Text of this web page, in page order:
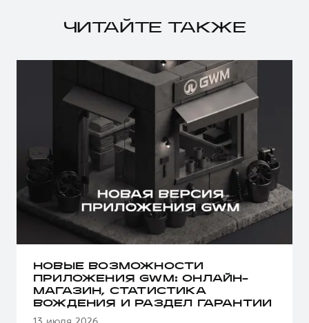
ЧИТАЙТЕ ТАКЖЕ
НОВЫЕ ВОЗМОЖНОСТИ
ПРИЛОЖЕНИЯ GWM: ОНЛАЙН-
МАГАЗИН, СТАТИСТИКА
ВОЖДЕНИЯ И РАЗДЕЛ ГАРАНТИИ